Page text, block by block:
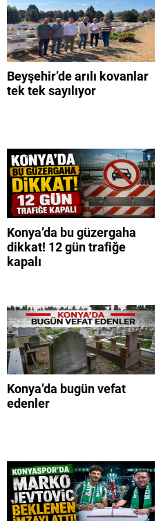
Beyşehir’de arılı kovanlar
tek tek sayılıyor
Konya’da bu güzergaha
dikkat! 12 gün trafiğe
kapalı
Konya’da bugün vefat
edenler